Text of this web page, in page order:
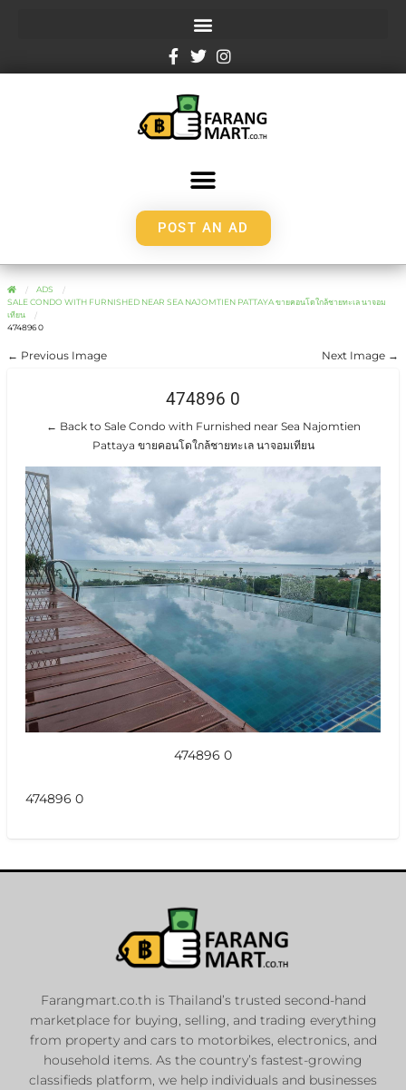
POST AN AD
ADS
SALE CONDO WITH FURNISHED NEAR SEA NAJOMTIEN PATTAYA ขายคอนโดใกล้ชายทะเล นาจอม
เทียน
474896 0
← Previous Image Next Image →
474896 0
← Back to Sale Condo with Furnished near Sea Najomtien
Pattaya ขายคอนโดใกล้ชายทะเล นาจอมเทียน
474896 0
474896 0
Farangmart.co.th is Thailand’s trusted second-hand
marketplace for buying, selling, and trading everything
from property and cars to motorbikes, electronics, and
household items. As the country’s fastest-growing
classifieds platform, we help individuals and businesses